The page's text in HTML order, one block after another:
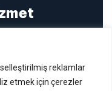
reklamlar
etmek için çerezler